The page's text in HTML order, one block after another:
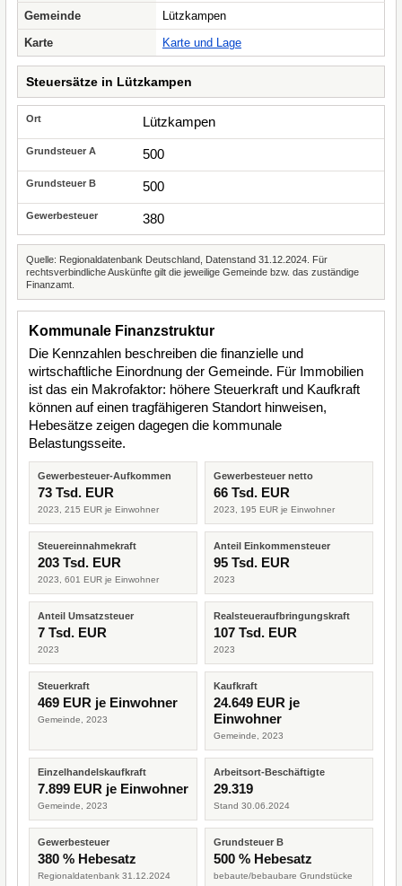
Gemeinde
Lützkampen
Karte
Karte und Lage
Steuersätze in Lützkampen
Lützkampen
500
500
380
Quelle: Regionaldatenbank Deutschland, Datenstand 31.12.2024. Für
rechtsverbindliche Auskünfte gilt die jeweilige Gemeinde bzw. das zuständige
Finanzamt.
Kommunale Finanzstruktur
Die Kennzahlen beschreiben die finanzielle und
wirtschaftliche Einordnung der Gemeinde. Für Immobilien
ist das ein Makrofaktor: höhere Steuerkraft und Kaufkraft
können auf einen tragfähigeren Standort hinweisen,
Hebesätze zeigen dagegen die kommunale
Belastungsseite.
Gewerbesteuer-Aufkommen
73 Tsd. EUR
2023, 215 EUR je Einwohner
Gewerbesteuer netto
66 Tsd. EUR
2023, 195 EUR je Einwohner
Steuereinnahmekraft
203 Tsd. EUR
2023, 601 EUR je Einwohner
Anteil Einkommensteuer
95 Tsd. EUR
2023
Anteil Umsatzsteuer
7 Tsd. EUR
2023
Realsteueraufbringungskraft
107 Tsd. EUR
2023
Steuerkraft
469 EUR je Einwohner
Gemeinde, 2023
Kaufkraft
24.649 EUR je
Einwohner
Gemeinde, 2023
Einzelhandelskaufkraft
7.899 EUR je Einwohner
Gemeinde, 2023
Arbeitsort-Beschäftigte
29.319
Stand 30.06.2024
Gewerbesteuer
380 % Hebesatz
Regionaldatenbank 31.12.2024
Grundsteuer B
500 % Hebesatz
bebaute/bebaubare Grundstücke